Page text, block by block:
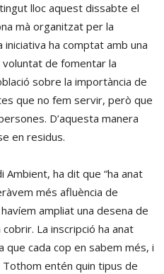
lloc aquest dissabte el
mà organitzat per la
ha comptat amb una
de fomentar la
sobre la importància de
que no fem servir, però que
D’aquesta manera
en residus.
Ambient, ha dit que “ha anat
més afluència de
ampliat una desena de
La inscripció ha anat
que cada cop en sabem més, i
entén quin tipus de